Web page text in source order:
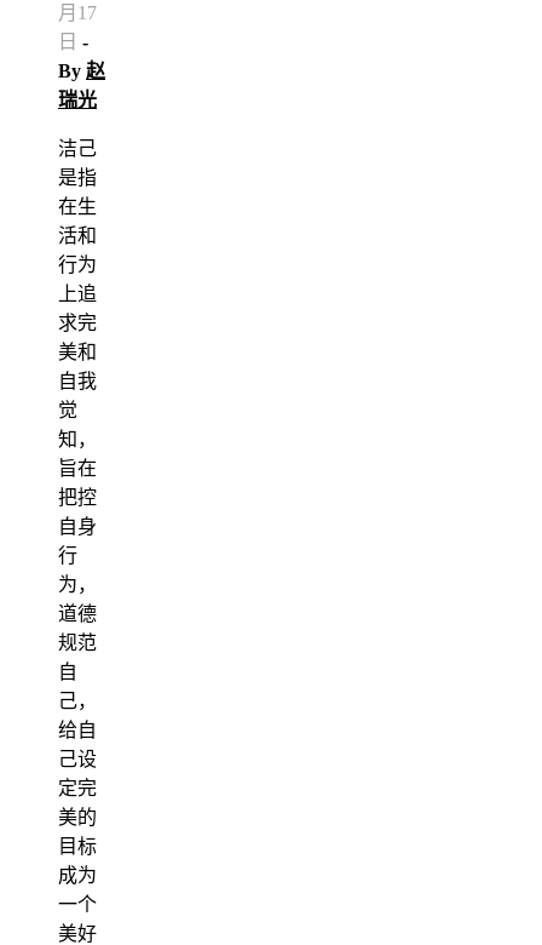
月17
日 -
By 赵
瑞光
洁己
是指
在生
活和
行为
上追
求完
美和
自我
觉
知，
旨在
把控
自身
行
为，
道德
规范
自
己，
给自
己设
定完
美的
目标
成为
一个
美好